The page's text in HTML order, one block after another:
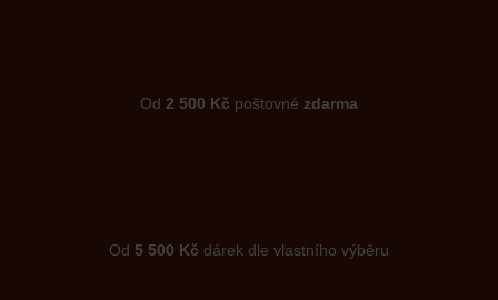
Od 2 500 Kč poštovné zdarma
Od 5 500 Kč dárek dle vlastního výběru